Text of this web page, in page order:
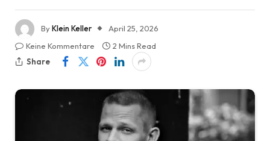
ByKlein Keller
April 25, 2026
Keine Kommentare
2 Mins Read
Share